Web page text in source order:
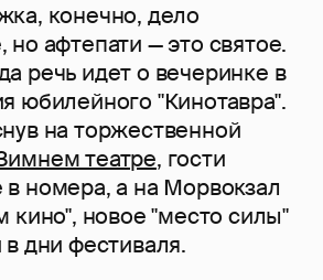
конечно, дело
но афтепати — это святое.
речь идет о вечеринке в
юбилейного "Кинотавра".
на торжественной
театре, гости
номера, а на Морвокзал
кино", новое "место силы"
дни фестиваля.